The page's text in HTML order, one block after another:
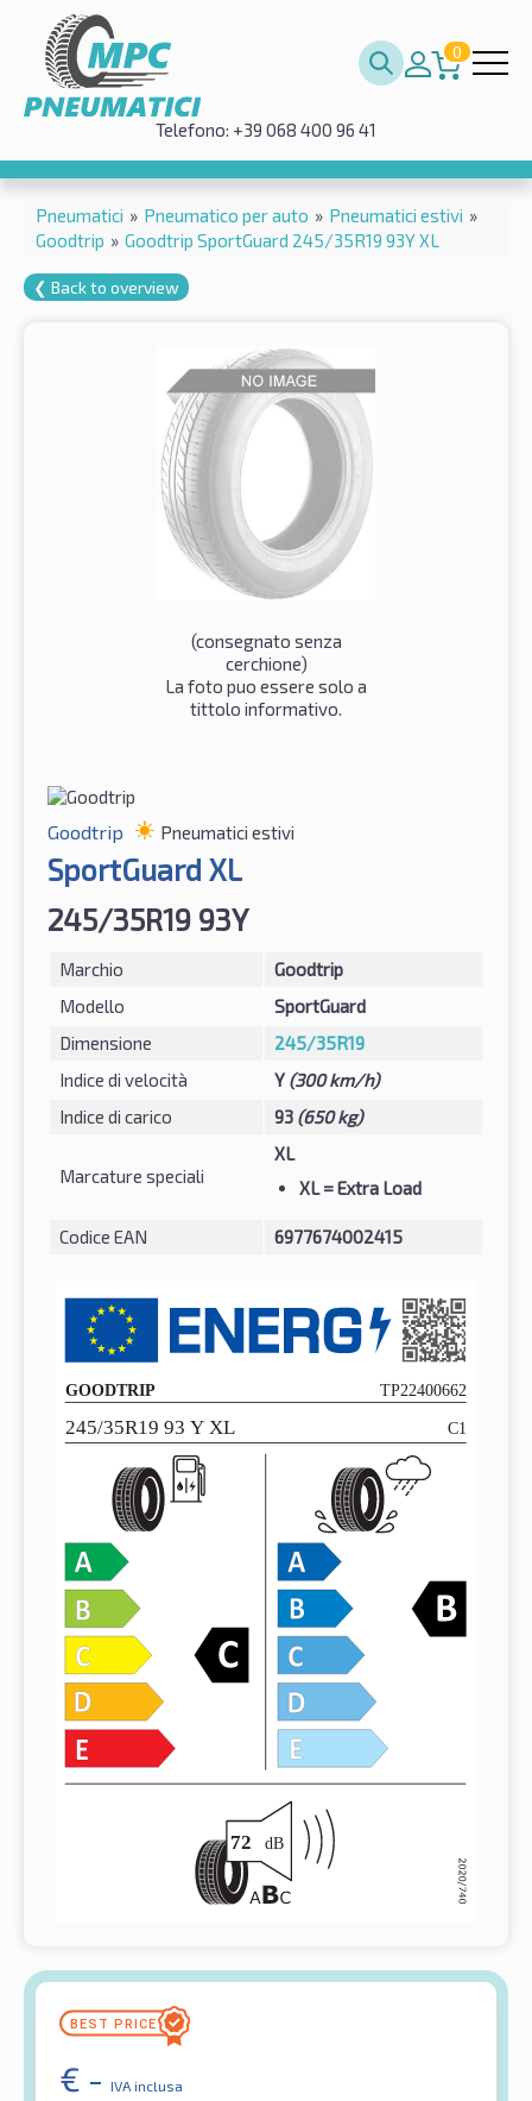
0
Telefono: +39 068 400 96 41
Pneumatici » Pneumatico per auto » Pneumatici estivi »
Goodtrip » Goodtrip SportGuard 245/35R19 93Y XL
❮ Back to overview
(consegnato senza
cerchione)
La foto puo essere solo a
tittolo informativo.
Goodtrip Pneumatici estivi
SportGuard XL
245/35R19 93Y
Marchio
Goodtrip
Modello
SportGuard
Dimensione
245/35R19
Indice di velocità
Y (300 km/h)
Indice di carico
93 (650 kg)
Marcature speciali
XL
XL= Extra Load
Codice EAN 6977674002415
€ - IVA inclusa